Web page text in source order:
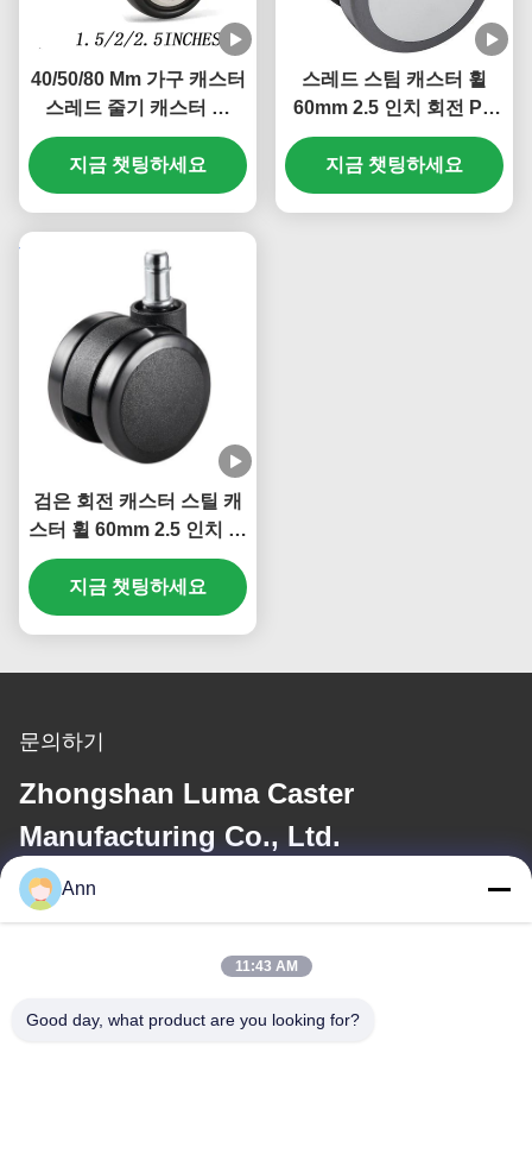
40/50/80 Mm 가구 캐스터
스레드 줄기 캐스터 휠
Pvc 작은 의자 캐스터
1/1.5/2 인치 사무실 책장
침대 Carbinet
지금 챗팅하세요
스레드 스팀 캐스터 휠
60mm 2.5 인치 회전 PU
고무 캐스터 의자 휠 가구
사무실 조명 장치
지금 챗팅하세요
검은 회전 캐스터 스틸 캐
스터 휠 60mm 2.5 인치 회
전 PU 고무 캐스터 사무실
의자
지금 챗팅하세요
문의하기
Zhongshan Luma Caster
Manufacturing Co., Ltd.
이메일
Ann
11:43 AM
Good day, what product are you looking for?